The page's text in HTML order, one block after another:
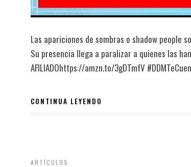
Las apariciones de sombras o shadow people
Su presencia llega a paralizar a quienes las han
AFILIADOhttps://amzn.to/3gDTmfV
CONTINUA LEYENDO
ARTÍCULOS